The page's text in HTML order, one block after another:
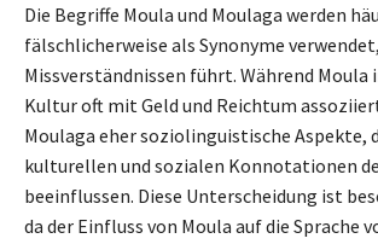
Die Begriffe Moula und Moulaga werden
fälschlicherweise als Synonyme
Missverständnissen führt. Während Moula
Kultur oft mit Geld und Reichtum
Moulaga eher soziolinguistische Aspekte,
kulturellen und sozialen Konnotationen
beeinflussen. Diese Unterscheidung ist
da der Einfluss von Moula auf die Sprache